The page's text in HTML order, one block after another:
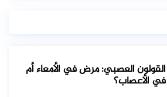
القولون العصبي: مرض في الأمعاء أم
في الأعصاب؟